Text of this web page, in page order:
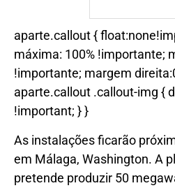
aparte.callout {
máxima: 100% !importante;
!importante; margem
aparte.callout .callout-img {
!important; } }
As instalações ficarão
em Málaga, Washington. A
pretende produzir 50